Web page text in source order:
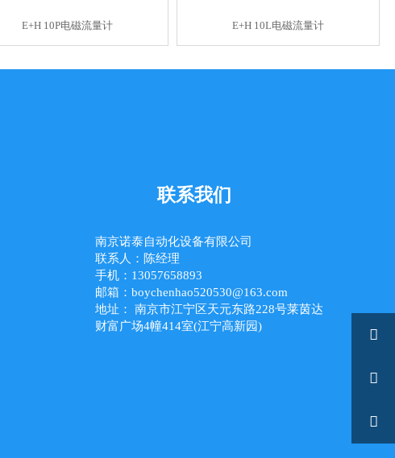
E+H 10P电磁流量计 E+H 10L电磁流量计
联系我们
南京诺泰自动化设备有限公司
联系人：陈经理
手机：13057658893
邮箱：boychenhao520530@163.com
地址： 南京市江宁区天元东路228号莱茵达
财富广场4幢414室(江宁高新园)


